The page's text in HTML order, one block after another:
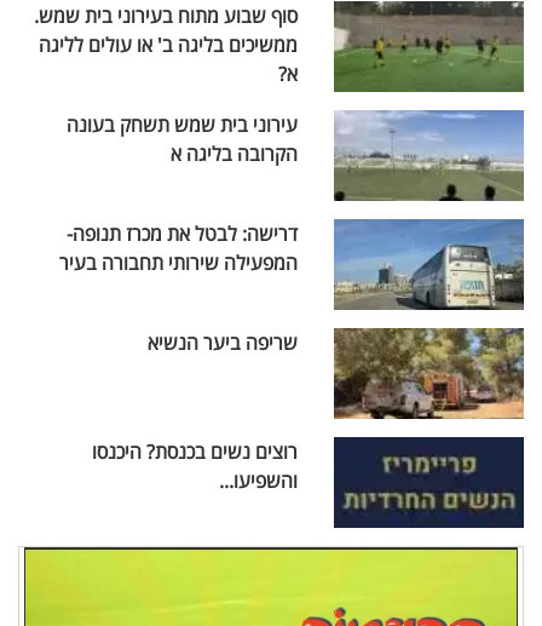
סוף שבוע מתוח בעירוני בית שמש.
ממשיכים בליגה ב' או עולים לליגה
א?
עירוני בית שמש תשחק בעונה
הקרובה בליגה א
דרישה: לבטל את מכרז תנופה-
המפעילה שירותי תחבורה בעיר
שריפה ביער הנשיא
רוצים נשים בכנסת? היכנסו
והשפיעו...